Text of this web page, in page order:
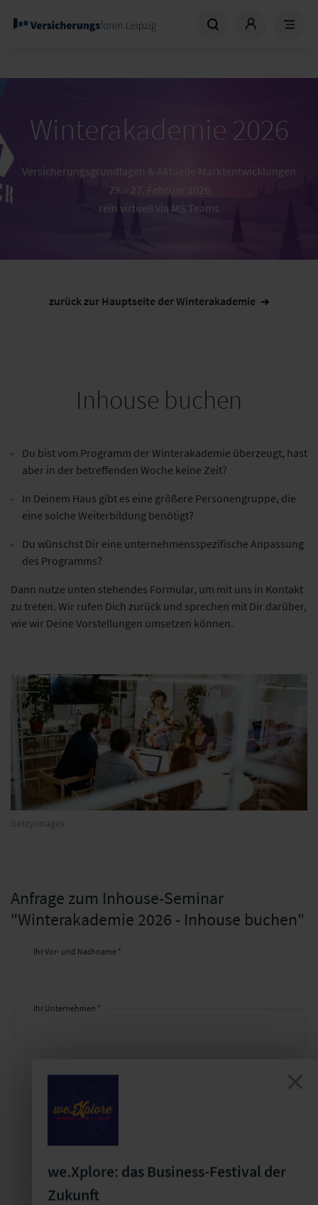
Winterakademie 2026
Versicherungsgrundlagen & Aktuelle Marktentwicklungen
23. - 27. Februar 2026
rein virtuell via MS Teams
zurück zur Hauptseite der Winterakademie
Inhouse buchen
Du bist vom Programm der Winterakademie überzeugt, hast
aber in der betreffenden Woche keine Zeit?
In Deinem Haus gibt es eine größere Personengruppe, die
eine solche Weiterbildung benötigt?
Du wünschst Dir eine unternehmensspezifische Anpassung
des Programms?
Dann nutze unten stehendes Formular, um mit uns in Kontakt
zu treten. Wir rufen Dich zurück und sprechen mit Dir darüber,
wie wir Deine Vorstellungen umsetzen können.
GettyImages
Anfrage zum Inhouse-Seminar
"Winterakademie 2026 - Inhouse buchen"
Ihr Vor- und Nachname *
Ihr Unternehmen *
Ihre Telefonnummer
Voraussichtliche Teilnehmeranzahl
we.Xplore: das Business-Festival der
Zukunft